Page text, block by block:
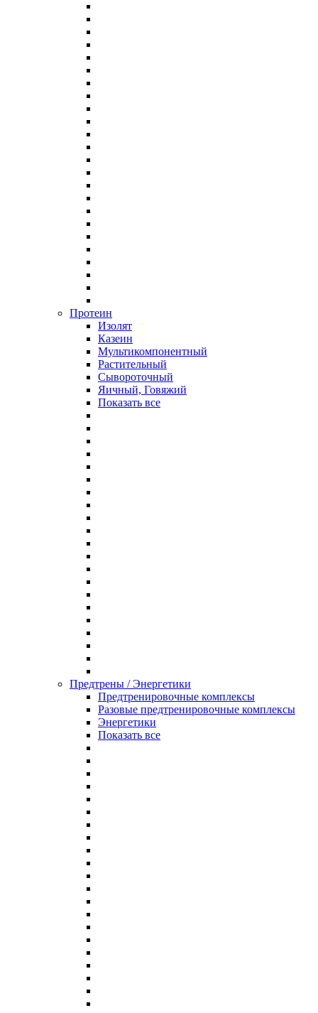
Протеин
Изолят
Казеин
Мультикомпонентный
Растительный
Сывороточный
Яичный, Говяжий
Показать все
Предтрены / Энергетики
Предтренировочные комплексы
Разовые предтренировочные комплексы
Энергетики
Показать все